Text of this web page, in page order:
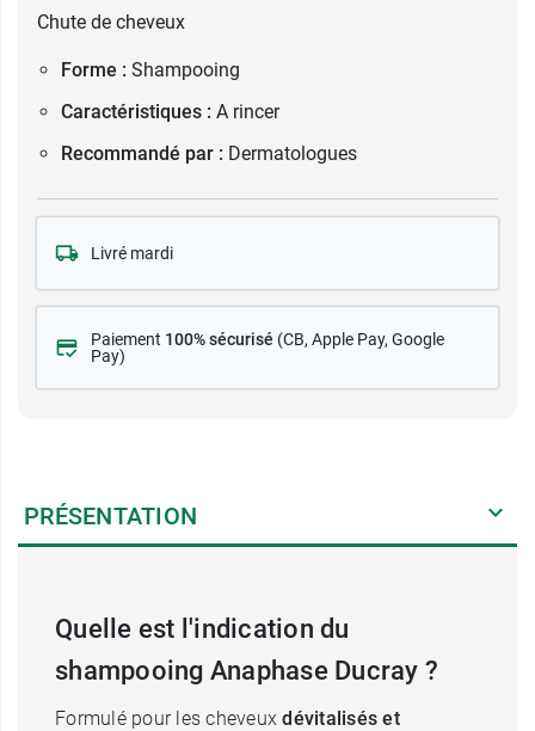
Chute de cheveux
Forme : Shampooing
Caractéristiques : A rincer
Recommandé par : Dermatologues
Livré mardi
Paiement 100% sécurisé (CB, Apple Pay, Google
Pay)
PRÉSENTATION
Quelle est l'indication du
shampooing Anaphase Ducray ?
Formulé pour les cheveuxdévitalisés et